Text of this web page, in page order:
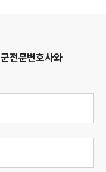
군전문변호사와